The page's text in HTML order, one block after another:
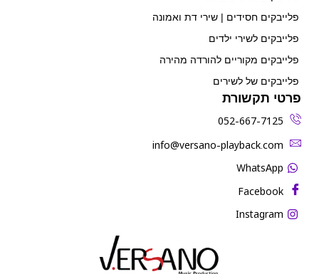
פלייבקים חסידים | שירי דת ואמונה
פלייבקים לשירי ילדים
פלייבקים מקוריים להורדה מהירה
פלייבקים של לשירים
פרטי תקשורת
052-667-7125
‫info@versano-playback.com‬
WhatsApp
Facebook
Instagram